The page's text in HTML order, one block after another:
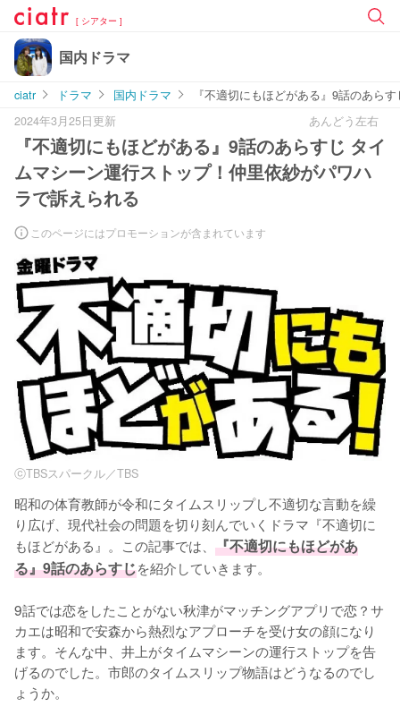
[ シアター ]
国内ドラマ
ciatr ドラマ 国内ドラマ
『不適切にもほどがある』9話のあら
2024年3月25日更新
あんどう左右
『不適切にもほどがある』9話のあらすじ タイ
ムマシーン運行ストップ！仲里依紗がパワハ
ラで訴えられる
このページにはプロモーションが含まれています
ⓒTBSスパークル／TBS
昭和の体育教師が令和にタイムスリップし不適切な言動を繰
り広げ、現代社会の問題を切り刻んでいくドラマ『不適切に
もほどがある』。この記事では、 『不適切にもほどがあ
る』9話のあらすじを紹介していきます。
9話では恋をしたことがない秋津がマッチングアプリで恋？サ
カエは昭和で安森から熱烈なアプローチを受け女の顔になり
ます。そんな中、井上がタイムマシーンの運行ストップを告
げるのでした。市郎のタイムスリップ物語はどうなるのでし
ょうか。